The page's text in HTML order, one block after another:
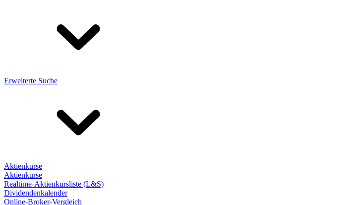
Erweiterte Suche
Aktienkurse
Aktienkurse
Realtime-Aktienkursliste (L&S)
Dividendenkalender
Online-Broker-Vergleich